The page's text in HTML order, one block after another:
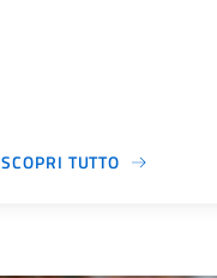
SCOPRI TUTTO